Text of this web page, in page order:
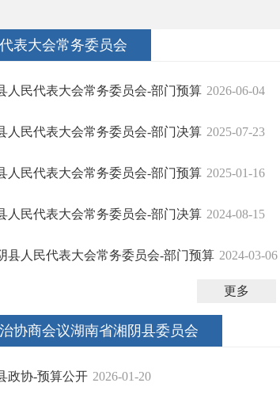
表大会常务委员会
人民代表大会常务委员会-部门预算 2026-06-04
人民代表大会常务委员会-部门决算 2025-07-23
人民代表大会常务委员会-部门预算 2025-01-16
人民代表大会常务委员会-部门决算 2024-08-15
县人民代表大会常务委员会-部门预算 2024-03-06
更多
协商会议湖南省湘阴县委员会
政协-预算公开 2026-01-20